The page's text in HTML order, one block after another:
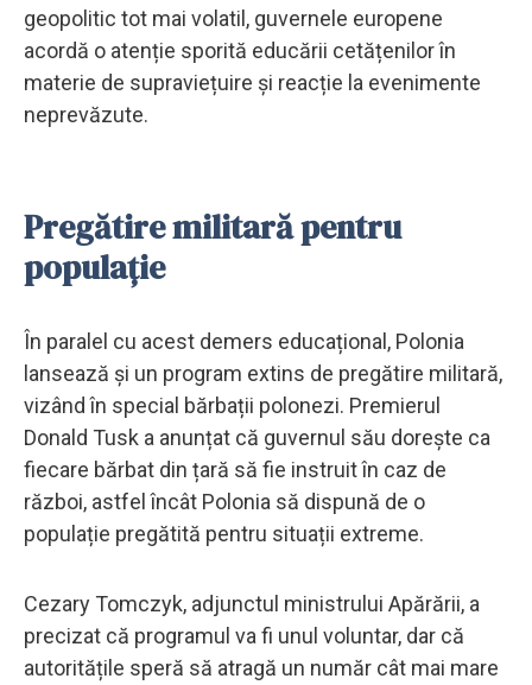
geopolitic tot mai volatil, guvernele europene
acordă o atenție sporită educării cetățenilor în
materie de supraviețuire și reacție la evenimente
neprevăzute.
Pregătire militară pentru
populație
În paralel cu acest demers educațional, Polonia
lansează și un program extins de pregătire militară,
vizând în special bărbații polonezi. Premierul
Donald Tusk a anunțat că guvernul său dorește ca
fiecare bărbat din țară să fie instruit în caz de
război, astfel încât Polonia să dispună de o
populație pregătită pentru situații extreme.
Cezary Tomczyk, adjunctul ministrului Apărării, a
precizat că programul va fi unul voluntar, dar că
autoritățile speră să atragă un număr cât mai mare